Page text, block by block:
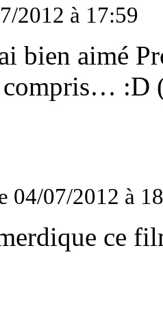
2012 à 17:59
bien aimé
compris… :D
04/07/2012 à
ce